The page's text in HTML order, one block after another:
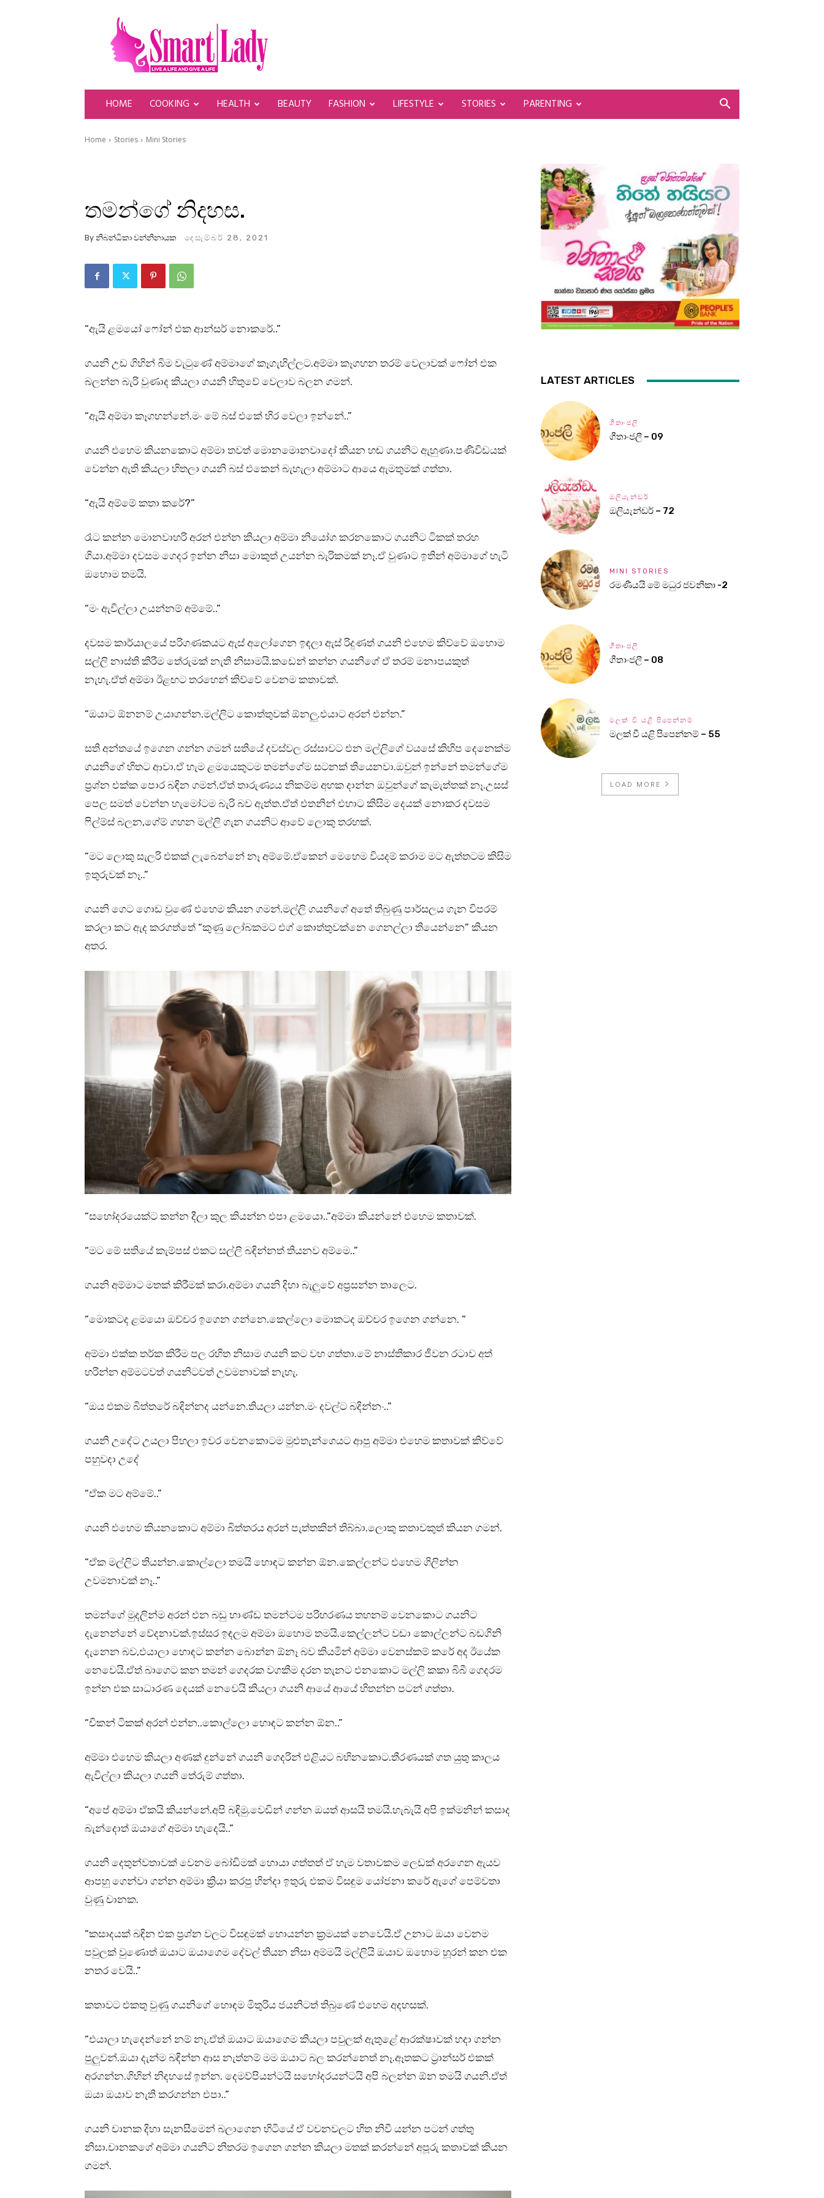
SmartLady
HOME COOKING HEALTH BEAUTY FASHION LIFESTYLE STORIES PARENTING
Home Stories Mini Stories
තමන්ගේ නිදහස.
By නිබන්ධිකා වන්නිනායක දෙසැම්බර් 28, 2021
“ඇයි ළමයෝ ෆෝන් එක ආන්සර් නොකරේ..”
ගයනි උඩ ගිහින් බිම වැටුණේ අම්මාගේ කෑගැහිල්ලට.අම්මා කෑගහන තරම් වෙලාවක් ෆෝන් එක
බලන්න බැරි වුණාද කියලා ගයනි හිතුවේ වෙලාව බලන ගමන්.
“ඇයි අම්මා කෑගහන්නේ.මං මේ බස් එකේ හිර වෙලා ඉන්නේ..”
ගයනි එහෙම කියනකොට අම්මා තවත් මොනමොනවාදෝ කියන හඬ ගයනිට ඇහුණා.පණිවිඩයක්
වෙන්න ඇති කියලා හිතලා ගයනි බස් එකෙන් බැහැලා අම්මාට ආයෙ ඇමතුමක් ගත්තා.
“ඇයි අම්මේ කතා කරේ?”
රෑට කන්න මොනවාහරි අරන් එන්න කියලා අම්මා නියෝග කරනකොට ගයනිට ටිකක් තරහ
ගියා.අම්මා දවසම ගෙදර ඉන්න නිසා මොකුත් උයන්න බැරිකමක් නෑ.ඒ වුණාට ඉතින් අම්මාගේ හැටි
ඔහොම තමයි.
“මං ඇවිල්ලා උයන්නම් අම්මේ..”
දවසම කාර්යාලයේ පරිගණකයට ඇස් අලෝගෙන ඉඳලා ඇස් රිදුණත් ගයනි එහෙම කිව්වේ ඔහොම
සල්ලි නාස්ති කිරීම තේරුමක් නැති නිසාමයි.කඩෙන් කන්න ගයනිගේ ඒ තරම් මනාපයකුත්
නැහැ.ඒත් අම්මා ඊළඟට තරහෙන් කිව්වේ වෙනම කතාවක්.
“ඔයාට ඕනනම් උයාගන්න.මල්ලිට කොත්තුවක් ඕනලු.එයාට අරන් එන්න.”
සති අන්තයේ ඉගෙන ගන්න ගමන් සතියේ දවස්වල රස්සාවට එන මල්ලිගේ වයසේ කිහිප දෙනෙක්ම
ගයනිගේ හිතට ආවා.ඒ හැම ළමයෙකුටම තමන්ගේම සටනක් තියෙනවා.ඔවුන් ඉන්නේ තමන්ගේම
ප්‍රශ්න එක්ක පොර බඳින ගමන්.ඒත් තාරුණ්‍යය නිකම්ම අහක දාන්න ඔවුන්ගේ කැමැත්තක් නෑ.උසස්
පෙල සමත් වෙන්න හැමෝටම බැරි බව ඇත්ත.ඒත් එතනින් එහාට කිසිම දෙයක් නොකර දවසම
ෆිල්ම්ස් බලන,ගේම් ගහන මල්ලි ගැන ගයනිට ආවේ ලොකු තරහක්.
“මට ලොකු සැලරි එකක් ලැබෙන්නේ නෑ අම්මේ.ඒකෙන් මෙහෙම වියදම් කරාම මට ඇත්තටම කිසිම
ඉතුරුවක් නෑ..”
ගයනි ගෙට ගොඩ වුණේ එහෙම කියන ගමන්.මල්ලි ගයනිගේ අතේ තිබුණු පාර්සලය ගැන විපරම්
කරලා කට ඇද කරගත්තේ “කුණු ලෝබකමට එග් කොත්තුවක්නෙ ගෙනල්ලා තියෙන්නෙ” කියන
අතර.
“සහෝදරයෙක්ට කන්න දීලා කුල කියන්න එපා ළමයො..”අම්මා කියන්නේ එහෙම කතාවක්.
“මට මේ සතියේ කැම්පස් එකට සල්ලි බඳින්නත් තියනව අම්මෙ..”
ගයනි අම්මාට මතක් කිරීමක් කරා.අම්මා ගයනි දිහා බැලුවේ අප්‍රසන්න තාලෙට.
“මොකටද ළමයො ඔච්චර ඉගෙන ගන්නෙ.කෙල්ලො මොකටද ඔච්චර ඉගෙන ගන්නෙ. “
අම්මා එක්ක තර්ක කිරීම පල රහිත නිසාම ගයනි කට වහ ගත්තා.මේ නාස්තිකාර ජීවන රටාව අත්
හරින්න අම්මටවත් ගයනිටවත් උවමනාවක් නැහැ.
“ඔය එකම බිත්තරේ බදින්නද යන්නෙ.තියලා යන්න.මං දවල්ට බදින්නං..”
ගයනි උදේට උයලා පිහලා ඉවර වෙනකොටම මුළුතැන්ගෙයට ආපු අම්මා එහෙම කතාවක් කිව්වේ
පහුවදා උදේ
“ඒක මට අම්මේ..”
ගයනි එහෙම කියනකොට අම්මා බිත්තරය අරන් පැත්තකින් තිබ්බා.ලොකු කතාවකුත් කියන ගමන්.
“ඒක මල්ලිට තියන්න.කොල්ලො තමයි හොඳට කන්න ඕන.කෙල්ලන්ට එහෙම ගිලින්න
උවමනාවක් නෑ..”
තමන්ගේ මුදලින්ම අරන් එන බඩු භාණ්ඩ තමන්ටම පරිහරණය තහනම් වෙනකොට ගයනිට
දැනෙන්නේ වේදනාවක්.ඉස්සර ඉඳලම අම්මා ඔහොම තමයි.කෙල්ලන්ට වඩා කොල්ලන්ට බඩගිනි
දැනෙන බව,එයාලා හොඳට කන්න බොන්න ඕනෑ බව කියමින් අම්මා වෙනස්කම් කරේ අද ඊයේක
නෙවෙයි.ඒත් බාගෙට කන තමන් ගෙදරක වගකීම දරන තැනට එනකොට මල්ලි කකා බිබී ගෙදරම
ඉන්න එක සාධාරණ දෙයක් නෙවෙයි කියලා ගයනි ආයේ ආයේ හිතන්න පටන් ගත්තා.
“චිකන් ටිකක් අරන් එන්න..කොල්ලො හොඳට කන්න ඕන..”
අම්මා එහෙම කියලා අණක් දුන්නේ ගයනි ගෙදරින් එළියට බහිනකොට.තීරණයක් ගත යුතු කාලය
ඇවිල්ලා කියලා ගයනි තේරුම් ගත්තා.
“අපේ අම්මා ඒකයි කියන්නේ.අපි බඳිමු.වෙඩින් ගන්න ඔයත් ආසයි තමයි.හැබැයි අපි ඉක්මනින් කසාද
බැන්දොත් ඔයාගේ අම්මා හැදෙයි..”
ගයනි දෙතුන්වතාවක් වෙනම බෝඩිමක් හොයා ගත්තත් ඒ හැම වතාවකම ලෙඩක් අරගෙන ඇයව
ආපහු ගෙන්වා ගන්න අම්මා ක්‍රියා කරපු හින්දා ඉතුරු එකම විසඳුම යෝජනා කරේ ඇගේ පෙම්වතා
වුණු චානක.
“කසාදයක් බඳින එක ප්‍රශ්න වලට විසඳුමක් හොයන්න ක්‍රමයක් නෙවෙයි.ඒ උනාට ඔයා වෙනම
පවුලක් වුණොත් ඔයාට ඔයාගෙම දේවල් තියන නිසා අම්මයි මල්ලියි ඔයාව ඔහොම හූරන් කන එක
නතර වෙයි..”
කතාවට එකතු වුණු ගයනිගේ හොඳම මිතුරිය ජයනිටත් තිබුණේ එහෙම අදහසක්.
“එයාලා හැදෙන්නේ නම් නෑ.ඒත් ඔයාට ඔයාගෙම කියලා පවුලක් ඇතුළේ ආරක්ෂාවක් හදා ගන්න
පුලුවන්.ඔයා දැන්ම බඳින්න ආස නැත්නම් මම ඔයාට බල කරන්නෙත් නෑ.ඈතකට ට්‍රාන්සර් එකක්
අරගන්න.ගිහින් නිදහසේ ඉන්න. දෙමව්පියන්ටයි සහෝදරයන්ටයි අපි බලන්න ඕන තමයි ගයනි.ඒත්
ඔයා ඔයාව නැති කරගන්න එපා..”
ගයනි චානක දිහා සැනසීමෙන් බලාගෙන හිටියේ ඒ වචනවලට හිත නිවී යන්න පටන් ගත්තු
නිසා.චානකගේ අම්මා ගයනිට නිතරම ඉගෙන ගන්න කියලා මතක් කරන්නේ අපූරු කතාවක් කියන
ගමන්.
LATEST ARTICLES
ගීතාංජලී
ගීතාංජලී – 09
ඔලියැන්ඩර්
ඔලියැන්ඩර් – 72
MINI STORIES
රමණීයයි මේ මධුර ජවනිකා -2
ගීතාංජලී
ගීතාංජලී – 08
මලක් වී යළි පිපෙන්නම්
මලක් වී යළි පිපෙන්නම් – 55
LOAD MORE